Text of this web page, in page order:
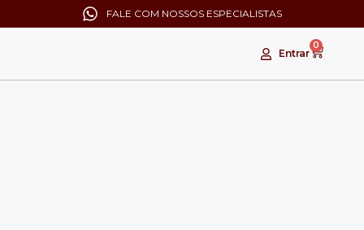
FALE COM NOSSOS ESPECIALISTAS
Entrar
0